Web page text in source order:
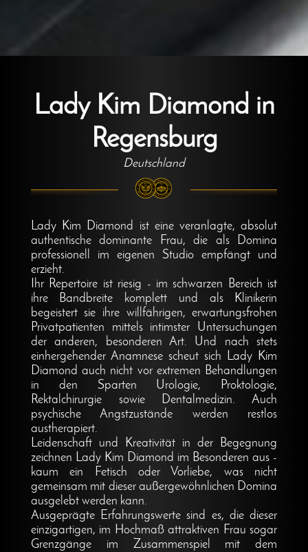
Lady Kim Diamond in
Regensburg
Deutschland
Lady Kim Diamond ist eine veranlagte, absolut
authentische dominante Frau, die als Domina
professionell im eigenen Studio empfängt und
erzieht.
Ihr Repertoire ist riesig - im schwarzen Bereich ist
ihre Bandbreite komplett und als Klinikerin
begeistert sie ihre willfährigen, erwartungsfrohen
Privatpatienten mittels intimster Untersuchungen
der anderen, besonderen Art. Und nach stets
einhergehender Anamnese scheut sich Lady Kim
Diamond auch nicht vor extremen Behandlungen
in den Sparten Urologie, Proktologie,
Rektalchirurgie sowie Dentalmedizin. Auch
psychische Angstzustände werden restlos
austherapiert.
Leidenschaft und Kreativität in der Begegnung
zeichnen Lady Kim Diamond im Besonderen aus -
kaum ein Fetisch oder Vorliebe, was nicht
gemeinsam mit dieser außergewöhnlichen Domina
ausgelebt werden kann.
Ausgeprägte Erfahrungswerte sind es, die dieser
einzigartigen, im Hochmaß attraktiven Frau sogar
Grenzgänge im Zusammenspiel mit dem